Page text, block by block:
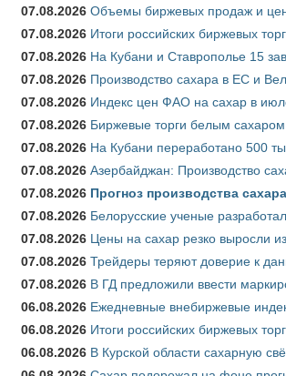
07.08.2026 Объемы биржевых продаж и
07.08.2026 Итоги российских биржевых
07.08.2026 На Кубани и Ставрополье 15
07.08.2026 Производство сахара в ЕС и
07.08.2026 Индекс цен ФАО на сахар в
07.08.2026 Биржевые торги белым
07.08.2026 На Кубани переработано 500
07.08.2026 Азербайджан: Производство
07.08.2026 Прогноз производства
07.08.2026 Белорусские ученые
07.08.2026 Цены на сахар резко выросли
07.08.2026 Трейдеры теряют доверие к
07.08.2026 В ГД предложили ввести
06.08.2026 Ежедневные внебиржевые
06.08.2026 Итоги российских биржевых
06.08.2026 В Курской области сахарную